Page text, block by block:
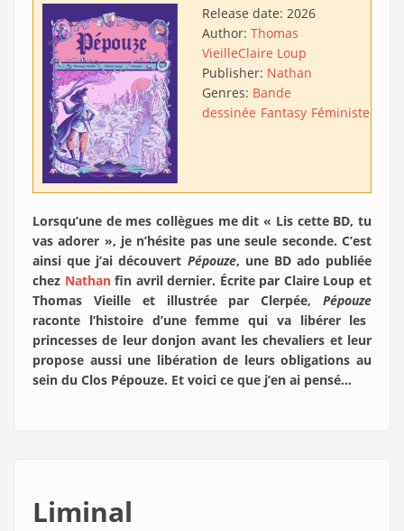
Release date: 2026
Author: Thomas
VieilleClaire Loup
Publisher: Nathan
Genres: Bande
dessinée Fantasy Féministe
Lorsqu’une de mes collègues me dit « Lis cette BD, tu
vas adorer », je n’hésite pas une seule seconde. C’est
ainsi que j’ai découvert Pépouze, une BD ado publiée
chez Nathanfin avril dernier. Écrite par Claire Loup et
Thomas Vieille et illustrée par Clerpée, Pépouze
raconte l’histoire d’une femme qui va libérer les
princesses de leur donjon avant les chevaliers et leur
propose aussi une libération de leurs obligations au
sein du Clos Pépouze. Et voici ce que j’en ai pensé…
Liminal